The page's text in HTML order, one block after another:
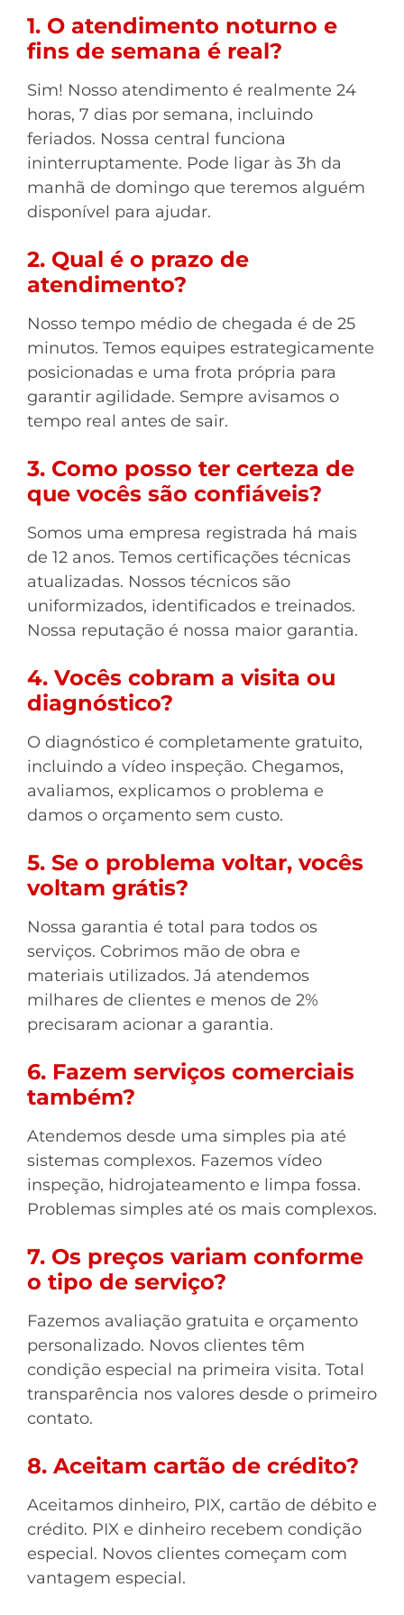
1. O atendimento noturno e
fins de semana é real?
Sim! Nosso atendimento é realmente 24
horas, 7 dias por semana, incluindo
feriados. Nossa central funciona
ininterruptamente. Pode ligar às 3h da
manhã de domingo que teremos alguém
disponível para ajudar.
2. Qual é o prazo de
atendimento?
Nosso tempo médio de chegada é de 25
minutos. Temos equipes estrategicamente
posicionadas e uma frota própria para
garantir agilidade. Sempre avisamos o
tempo real antes de sair.
3. Como posso ter certeza de
que vocês são confiáveis?
Somos uma empresa registrada há mais
de 12 anos. Temos certificações técnicas
atualizadas. Nossos técnicos são
uniformizados, identificados e treinados.
Nossa reputação é nossa maior garantia.
4. Vocês cobram a visita ou
diagnóstico?
O diagnóstico é completamente gratuito,
incluindo a vídeo inspeção. Chegamos,
avaliamos, explicamos o problema e
damos o orçamento sem custo.
5. Se o problema voltar, vocês
voltam grátis?
Nossa garantia é total para todos os
serviços. Cobrimos mão de obra e
materiais utilizados. Já atendemos
milhares de clientes e menos de 2%
precisaram acionar a garantia.
6. Fazem serviços comerciais
também?
Atendemos desde uma simples pia até
sistemas complexos. Fazemos vídeo
inspeção, hidrojateamento e limpa fossa.
Problemas simples até os mais complexos.
7. Os preços variam conforme
o tipo de serviço?
Fazemos avaliação gratuita e orçamento
personalizado. Novos clientes têm
condição especial na primeira visita. Total
transparência nos valores desde o primeiro
contato.
8. Aceitam cartão de crédito?
Aceitamos dinheiro, PIX, cartão de débito e
crédito. PIX e dinheiro recebem condição
especial. Novos clientes começam com
vantagem especial.